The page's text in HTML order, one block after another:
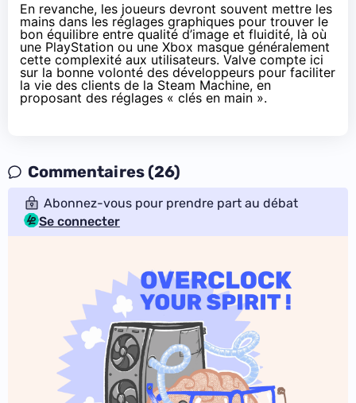
En revanche, les joueurs devront souvent mettre les
mains dans les réglages graphiques pour trouver le
bon équilibre entre qualité d’image et fluidité, là où
une PlayStation ou une Xbox masque généralement
cette complexité aux utilisateurs. Valve compte ici
sur la bonne volonté des développeurs pour faciliter
la vie des clients de la Steam Machine, en
proposant des réglages « clés en main ».
Commentaires (26)
Abonnez-vous pour prendre part au débat
Se connecter